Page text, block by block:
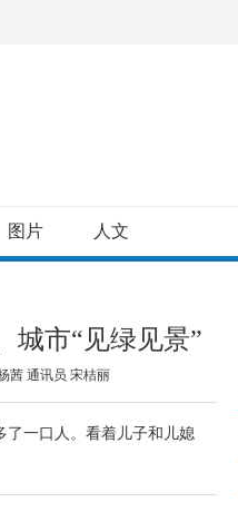
图片 人文
城市“见绿见景”
茜 通讯员 宋桔丽
了一口人。看着儿子和儿媳